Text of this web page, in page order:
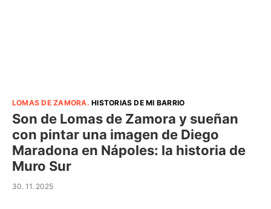
LOMAS DE ZAMORA.HISTORIAS DE MI BARRIO
Son de Lomas de Zamora y sueñan
con pintar una imagen de Diego
Maradona en Nápoles: la historia de
Muro Sur
30. 11. 2025